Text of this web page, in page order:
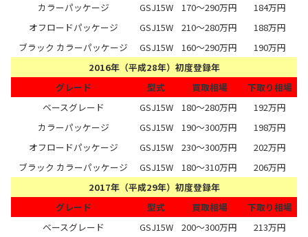
カラーパッケージ
GSJ15W 170～290万円
184万円
オフロードパッケージ
GSJ15W 210～280万円
188万円
ブラック カラーパッケージ
GSJ15W 160～290万円
190万円
2016年（平成28年）初度登録年
グレード
型式 買取相場
下取り相場
ベースグレード
GSJ15W 180～280万円
192万円
カラーパッケージ
GSJ15W 190～300万円
198万円
オフロードパッケージ
GSJ15W 230～300万円
202万円
ブラック カラーパッケージ
GSJ15W 180～310万円
206万円
2017年（平成29年）初度登録年
グレード
型式 買取相場
下取り相場
ベースグレード
GSJ15W 200～300万円
213万円